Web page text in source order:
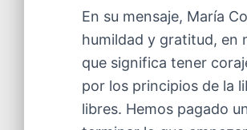
En su mensaje, María
humildad y gratitud, en
que significa tener
por los principios de la
libres. Hemos pagado